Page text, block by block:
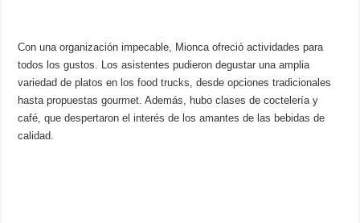
Con una organización impecable, Mionca ofreció actividades para
todos los gustos. Los asistentes pudieron degustar una amplia
variedad de platos en los food trucks, desde opciones tradicionales
hasta propuestas gourmet. Además, hubo clases de coctelería y
café, que despertaron el interés de los amantes de las bebidas de
calidad.